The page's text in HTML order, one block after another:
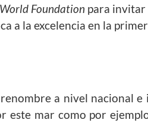
Foundation para invitar
a la excelencia en la
a nivel nacional
mar como por